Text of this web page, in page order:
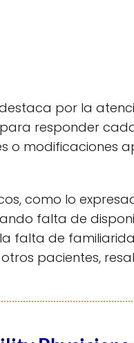
destaca por la
para responder
o modificaciones
como lo
falta de
falta de
pacientes,